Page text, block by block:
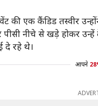
की एक कैंडिड तस्वीर
नीचे से खड़े होकर उन्हें
दे रहे थे।
आपने